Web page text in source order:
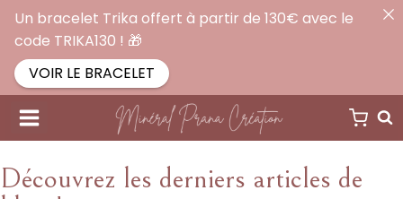
Découvrez les derniers articles de
Un bracelet Trika offert à partir de 130€ avec le
code TRIKA130 ! 🎁
VOIR LE BRACELET